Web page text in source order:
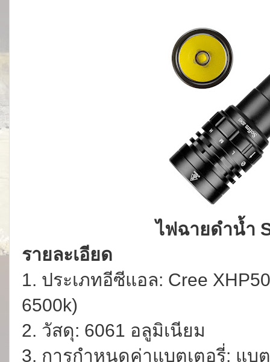
ไฟฉายดำน้ำ
รายละเอียด
1. ประเภทอีซีแอล: Cree
6500k)
2. วัสดุ: 6061 อลูมิเนียม
3. การกำหนดค่าแบตเตอรี่: แบ